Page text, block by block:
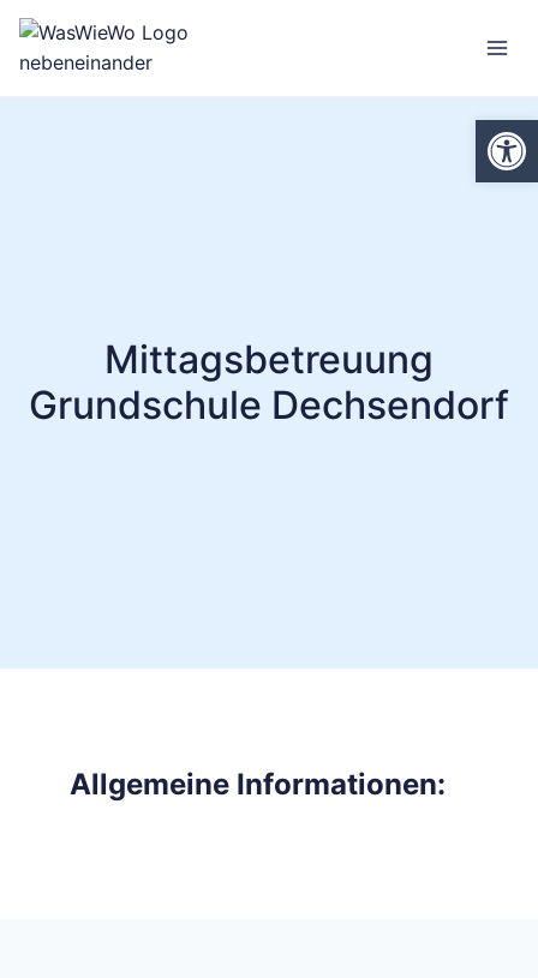
Zum
Inhalt
springen
Mittagsbetreuung
Grundschule Dechsendorf
Allgemeine Informationen: